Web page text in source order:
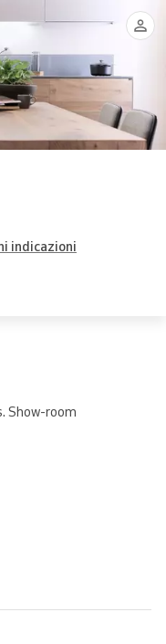
indicazioni
Show-room